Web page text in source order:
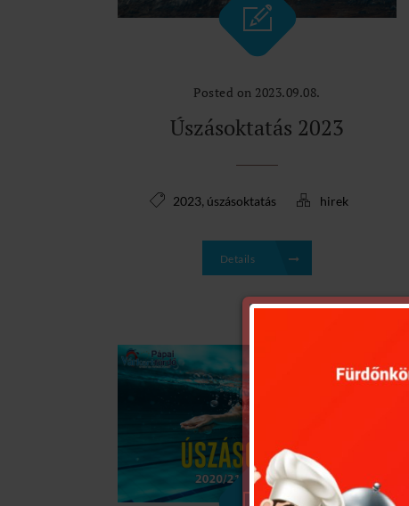
Posted on 2023.09.08.
Úszásoktatás 2023
2023, úszásoktatás hirek
Details